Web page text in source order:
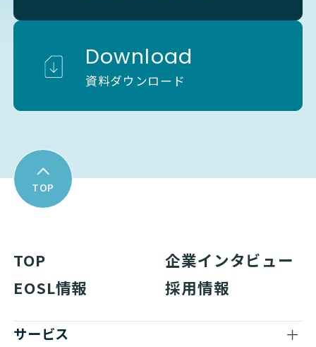
Download
資料ダウンロード
TOP
TOP
企業インタビュー
EOSL情報
採用情報
サービス